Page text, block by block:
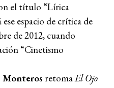
el título “Lírica
espacio de crítica de
de 2012, cuando
“Cinetismo
Monteros retomaEl Ojo